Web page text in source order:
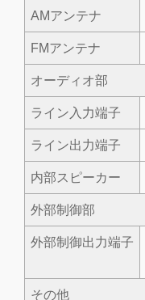
AMアンテナ
FMアンテナ
オーディオ部
ライン入力端子
ライン出力端子
内部スピーカー
外部制御部
外部制御出力端子
その他